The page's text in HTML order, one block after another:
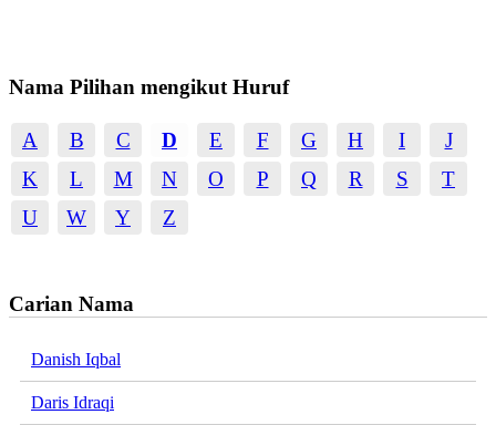
Nama Pilihan mengikut Huruf
A B C D E F G H I
J
K
L M N O P Q R S
T
U
W Y Z
Carian Nama
Danish Iqbal
Daris Idraqi